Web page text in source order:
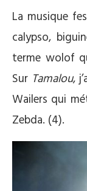
La musique
calypso,
terme wolof
Sur Tamalou,
Wailers qui
Zebda. (4).